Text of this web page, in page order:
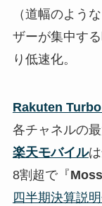
（道幅のよう
ザーが集中す
り低速化。
Rakuten
各チャネルの
楽天モバイル
8割超で『
四半期決算説